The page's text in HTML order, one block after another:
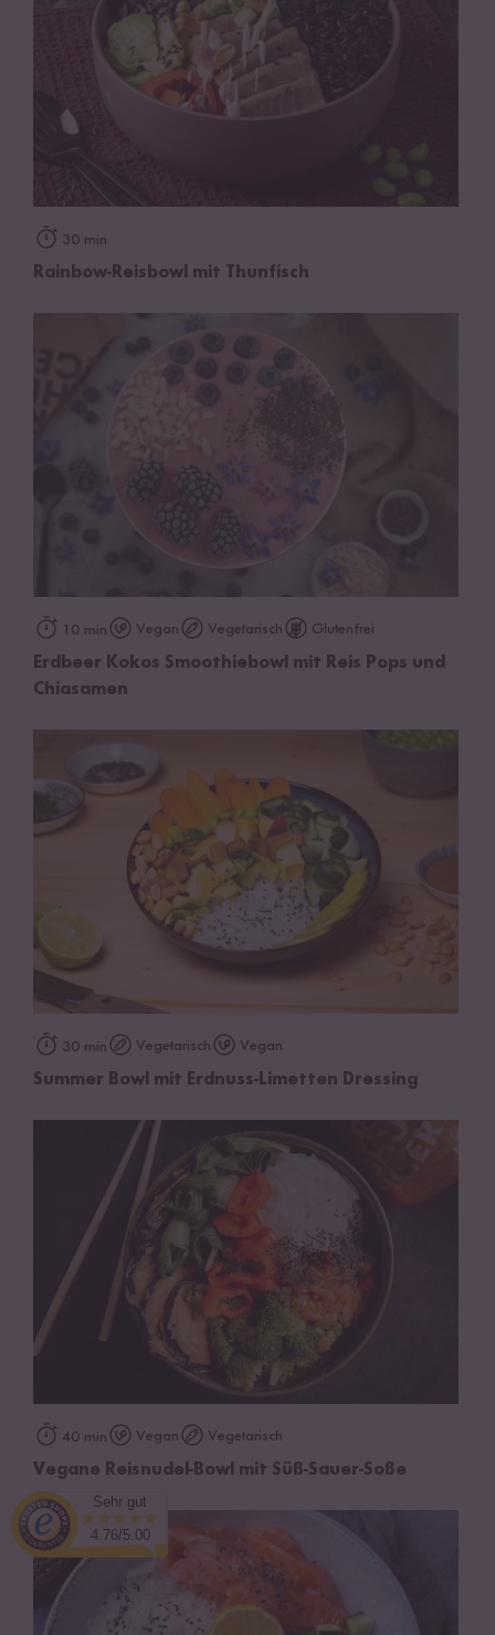
30 min
Rainbow-Reisbowl mit Thunfisch
10 min Vegan Vegetarisch Glutenfrei
Erdbeer Kokos Smoothiebowl mit Reis Pops und
Chiasamen
30 min Vegetarisch Vegan
Summer Bowl mit Erdnuss-Limetten Dressing
40 min Vegan Vegetarisch
Vegane Reisnudel-Bowl mit Süß-Sauer-Soße
Sehr gut
4.76/5.00